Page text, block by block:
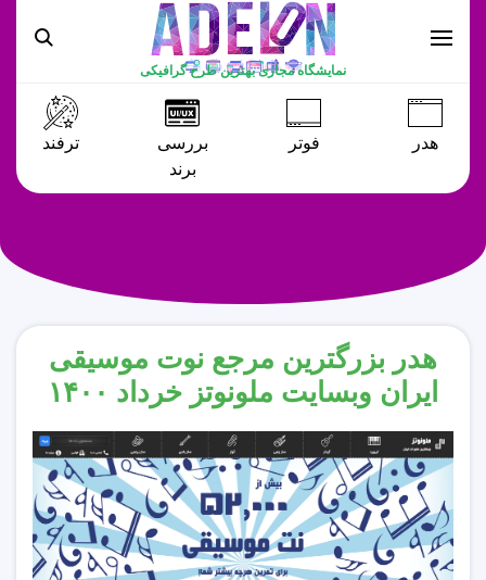
نمایشگاه مجازی بهترین طرح گرافیکی
هدر فوتر
بررسی
برند
ترفند
هدر بزرگترین مرجع نوت موسیقی
ایران وبسایت ملونوتز خرداد ۱۴۰۰